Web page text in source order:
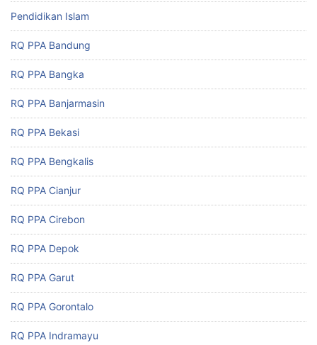
Pendidikan Islam
RQ PPA Bandung
RQ PPA Bangka
RQ PPA Banjarmasin
RQ PPA Bekasi
RQ PPA Bengkalis
RQ PPA Cianjur
RQ PPA Cirebon
RQ PPA Depok
RQ PPA Garut
RQ PPA Gorontalo
RQ PPA Indramayu